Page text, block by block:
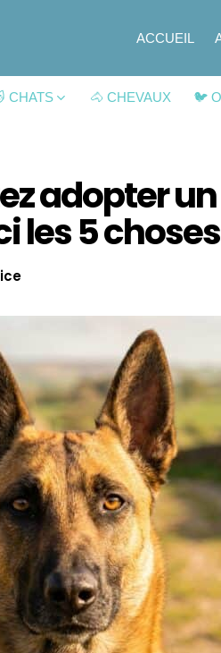
ACCUEIL
CHATS 🐴 CHEVAUX 🐦
adopter
les 5